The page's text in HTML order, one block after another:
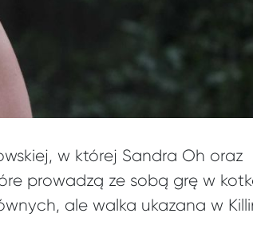
w której Sandra Oh oraz
prowadzą ze sobą grę w
ale walka ukazana w